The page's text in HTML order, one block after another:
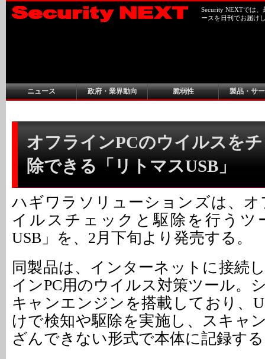
Security NEXTでは
ースを日刊でお届け
ニュース 政府・業界動向 脆弱性 製品・サ
オフラインPCのウイルスを
除できる「リトマスUSB」
ハギワラソリューションズは、オ
イルスチェックと駆除を行うツ
USB」を、2月下旬より発売する。
同製品は、インターネットに接続
インPC用のウイルス対策ツール。
キャンエンジンを搭載しており、
けで検知や駆除を実施し、スキャ
ざんできない形式で本体に記録す